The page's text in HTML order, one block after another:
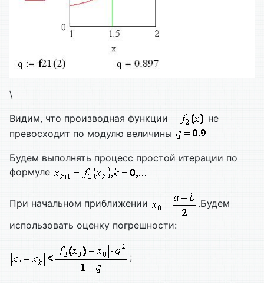
\
Видим, что производная функции
не
превосходит по модулю величины
Будем выполнять процесс простой итерации по
формуле
При начальном приближении
.Будем
использовать оценку погрешности:
;